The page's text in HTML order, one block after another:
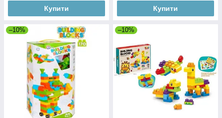
Купити Купити
–10% –10%